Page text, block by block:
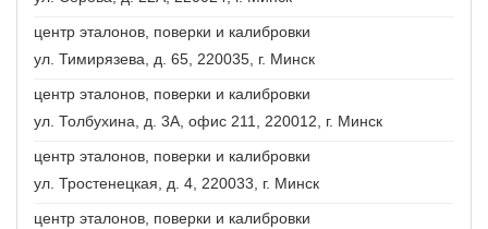
центр эталонов, поверки и калибровки
ул. Тимирязева, д. 65, 220035, г. Минск
центр эталонов, поверки и калибровки
ул. Толбухина, д. 3А, офис 211, 220012, г. Минск
центр эталонов, поверки и калибровки
ул. Тростенецкая, д. 4, 220033, г. Минск
центр эталонов, поверки и калибровки